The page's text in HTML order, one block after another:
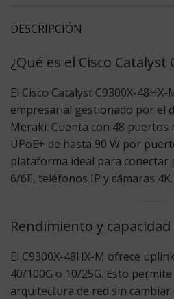
DESCRIPCIÓN
¿Qué es el Cisco Catalyst
El Cisco Catalyst C9300X-
empresarial gestionado por el
Meraki. Cuenta con 48 puertos
UPoE+ de hasta 90 W por
plataforma ideal para conectar
6/6E, teléfonos IP y cámaras 4K.
Rendimiento y
El C9300X-48HX-M ofrece
40/100G o 10/25G. Esto
arquitectura de red sin cambiar